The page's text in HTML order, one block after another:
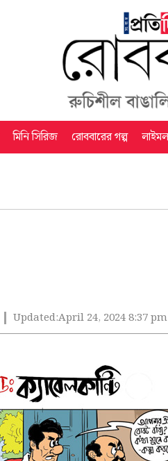
মিনি সিরিজ রোববারের গল্প
Updated:April 24, 2024 8:37 pm